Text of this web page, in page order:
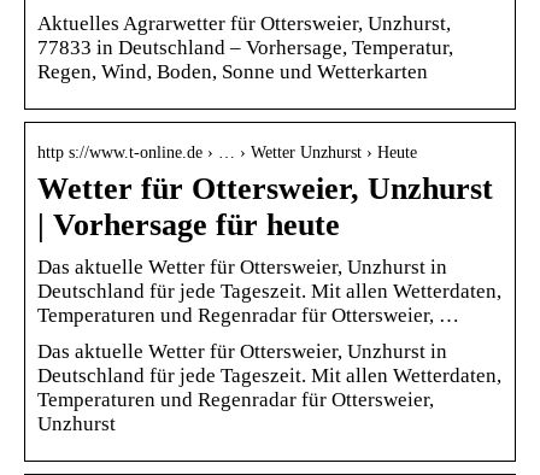
Aktuelles Agrarwetter für Ottersweier, Unzhurst,
77833 in Deutschland – Vorhersage, Temperatur,
Regen, Wind, Boden, Sonne und Wetterkarten
http s://www.t-online.de › … › Wetter Unzhurst › Heute
Wetter für Ottersweier, Unzhurst
| Vorhersage für heute
Das aktuelle Wetter für Ottersweier, Unzhurst in
Deutschland für jede Tageszeit. Mit allen Wetterdaten,
Temperaturen und Regenradar für Ottersweier, …
Das aktuelle Wetter für Ottersweier, Unzhurst in
Deutschland für jede Tageszeit. Mit allen Wetterdaten,
Temperaturen und Regenradar für Ottersweier,
Unzhurst